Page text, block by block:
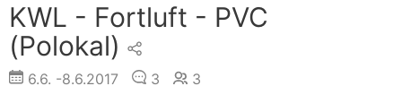
KWL - Fortluft - PVC
(Polokal)
6.6. -8.6.2017 3 3